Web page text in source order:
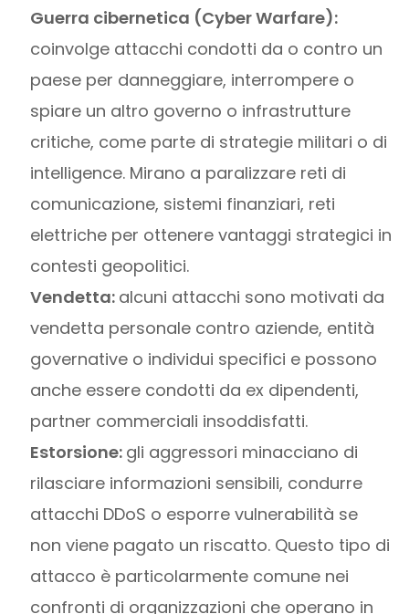
Guerra cibernetica (Cyber Warfare):
coinvolge attacchi condotti da o contro un
paese per danneggiare, interrompere o
spiare un altro governo o infrastrutture
critiche, come parte di strategie militari o di
intelligence. Mirano a paralizzare reti di
comunicazione, sistemi finanziari, reti
elettriche per ottenere vantaggi strategici in
contesti geopolitici.
Vendetta: alcuni attacchi sono motivati da
vendetta personale contro aziende, entità
governative o individui specifici e possono
anche essere condotti da ex dipendenti,
partner commerciali insoddisfatti.
Estorsione: gli aggressori minacciano di
rilasciare informazioni sensibili, condurre
attacchi DDoS o esporre vulnerabilità se
non viene pagato un riscatto. Questo tipo di
attacco è particolarmente comune nei
confronti di organizzazioni che operano in